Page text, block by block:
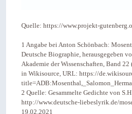
Quelle: https://www.projekt-
1 Angabe bei Anton Schönbach:
Deutsche Biographie, herausgegeben
Akademie der Wissenschaften, Band
in Wikisource, URL: https://
2 Quelle: Gesammelte Gedichte von
http://www.deutsche-liebeslyrik.de/
19.02.2021